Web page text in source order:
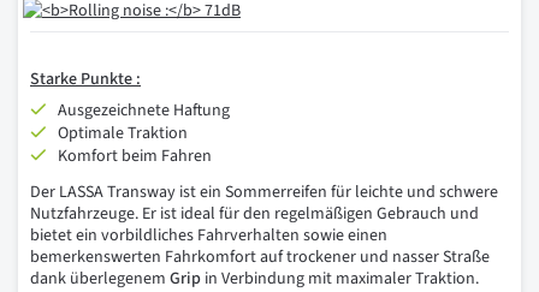
Starke Punkte :
Ausgezeichnete Haftung
Optimale Traktion
Komfort beim Fahren
Der LASSA Transway ist ein Sommerreifen für leichte und schwere
Nutzfahrzeuge. Er ist ideal für den regelmäßigen Gebrauch und
bietet ein vorbildliches Fahrverhalten sowie einen
bemerkenswerten Fahrkomfort auf trockener und nasser Straße
dank überlegenem Grip in Verbindung mit maximaler Traktion.